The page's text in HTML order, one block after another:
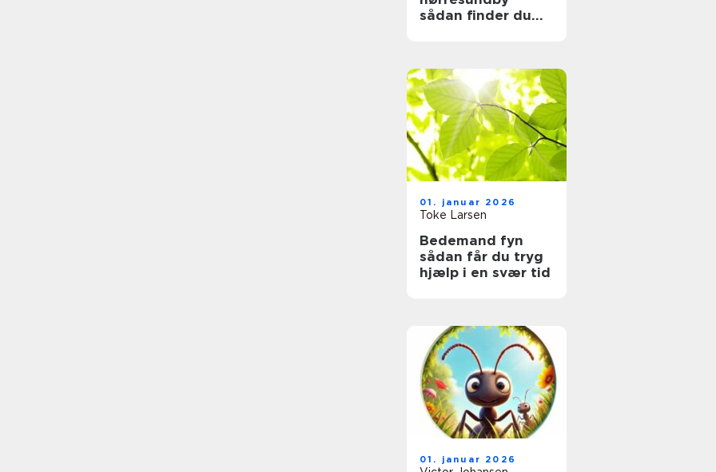
sådan finder du
01. januar 2026
Toke Larsen
Bedemand fyn
sådan får du tryg
hjælp i en svær tid
01. januar 2026